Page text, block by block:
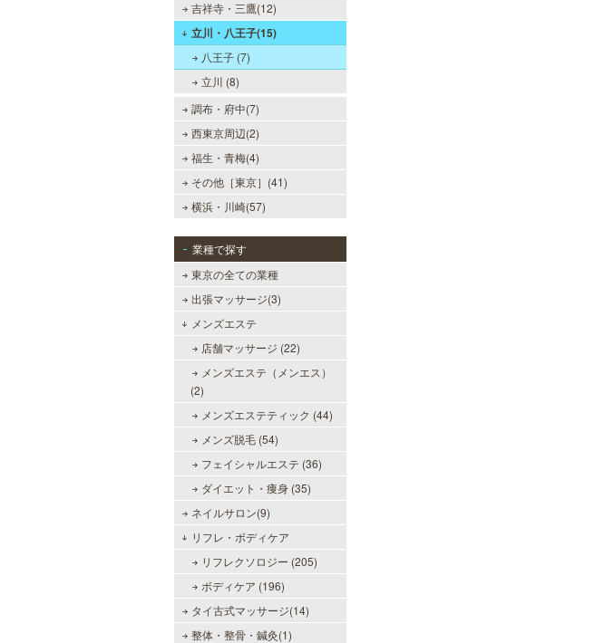
吉祥寺・三鷹(12)
立川・八王子(15)
八王子 (7)
立川 (8)
調布・府中(7)
西東京周辺(2)
福生・青梅(4)
その他［東京］(41)
横浜・川崎(57)
業種で探す
東京の全ての業種
出張マッサージ(3)
メンズエステ
店舗マッサージ (22)
メンズエステ（メンエス）
(2)
メンズエステティック (44)
メンズ脱毛 (54)
フェイシャルエステ (36)
ダイエット・痩身 (35)
ネイルサロン(9)
リフレ・ボディケア
リフレクソロジー (205)
ボディケア (196)
タイ古式マッサージ(14)
整体・整骨・鍼灸(1)